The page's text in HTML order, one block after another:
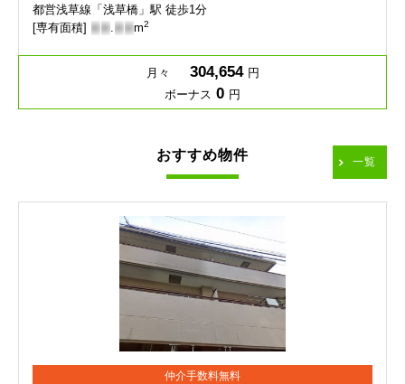
都営浅草線「浅草橋」駅 徒歩1分
[専有面積] - - .- - m2
月々 304,654 円
ボーナス 0 円
おすすめ物件 一覧
仲介手数料無料